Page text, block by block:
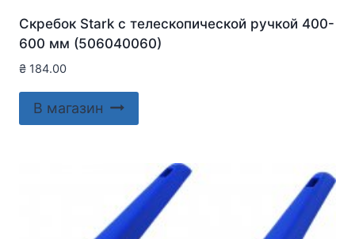
Скребок Stark с телескопической ручкой 400-
600 мм (506040060)
₴ 184.00
В магазин